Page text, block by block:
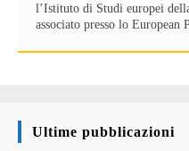
l’Istituto di Studi europei
associato presso lo European
Ultime pubblicazioni